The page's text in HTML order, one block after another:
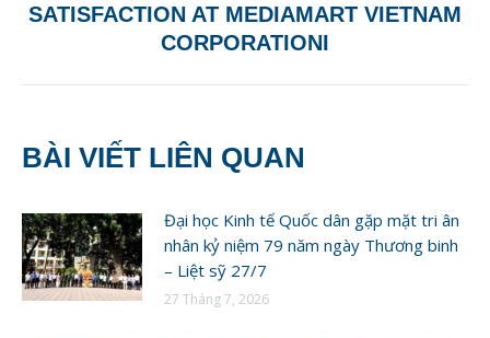
SATISFACTION AT MEDIAMART VIETNAM
CORPORATIONI
BÀI VIẾT LIÊN QUAN
Đại học Kinh tế Quốc dân gặp mặt tri ân
nhân kỷ niệm 79 năm ngày Thương binh
– Liệt sỹ 27/7
27 Tháng 7, 2026